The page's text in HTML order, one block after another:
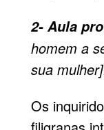
2- Aula
homem a
sua
Os